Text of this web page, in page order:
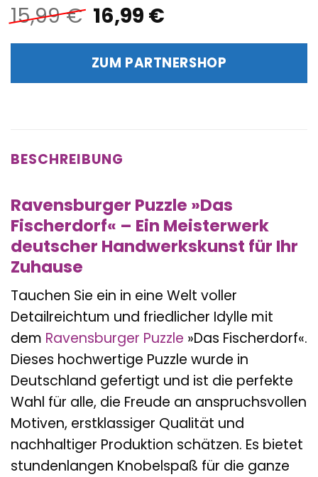
15,99€ Ursprünglicher
Preis
war:
15,99 €
16,99 €Aktueller
ist:
16,99 €.
ZUM PARTNERSHOP
BESCHREIBUNG
Ravensburger Puzzle »Das
Fischerdorf« – Ein Meisterwerk
deutscher Handwerkskunst für Ihr
Zuhause
Tauchen Sie ein in eine Welt voller
Detailreichtum und friedlicher Idylle mit
dem Ravensburger Puzzle »Das Fischerdorf«.
Dieses hochwertige Puzzle wurde in
Deutschland gefertigt und ist die perfekte
Wahl für alle, die Freude an anspruchsvollen
Motiven, erstklassiger Qualität und
nachhaltiger Produktion schätzen. Es bietet
stundenlangen Knobelspaß für die ganze